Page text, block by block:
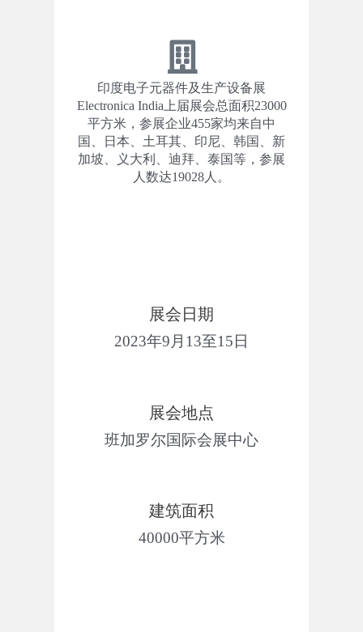
印度电子元器件及生产设备展
Electronica India上届展会总面积23000
平方米，参展企业455家均来自中
国、日本、土耳其、印尼、韩国、新
加坡、义大利、迪拜、泰国等，参展
人数达19028人。
展会日期
2023年9月13至15日
展会地点​
班加罗尔国际会展中心
建筑面积​
40000平方米